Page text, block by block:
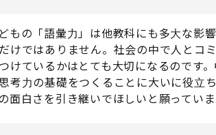
もの「語彙力」は他教科にも多大な影
けではありません。社会の中で人とコ
けているかはとても大切になるのです
考力の基礎をつくることに大いに役立
面白さを引き継いでほしいと願ってい